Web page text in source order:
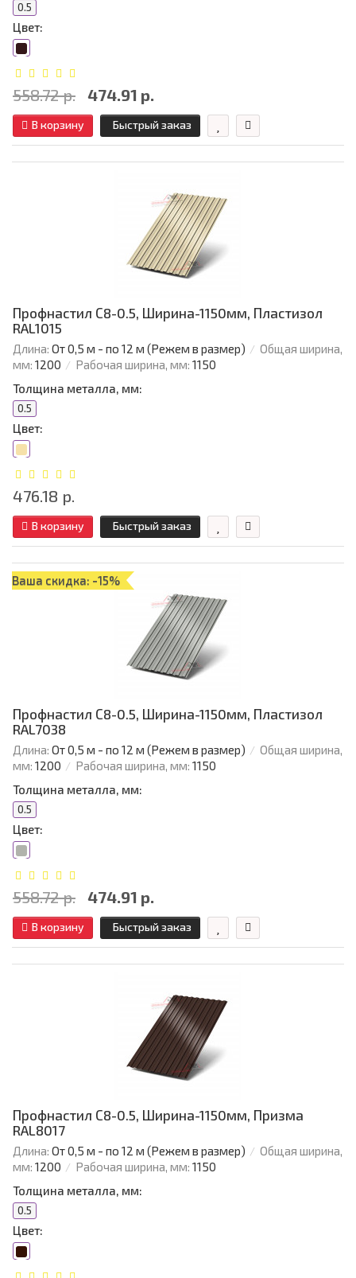
0.5
Цвет:
558.72 р. 474.91 р.
В корзину Быстрый заказ
Профнастил С8-0.5, Ширина-1150мм, Пластизол
RAL1015
Длина: От 0,5 м - по 12 м (Режем в размер)
Общая ширина,
мм: 1200 Рабочая ширина, мм: 1150
Толщина металла, мм:
0.5
Цвет:
476.18 р.
В корзину Быстрый заказ
Ваша скидка: -15%
Профнастил С8-0.5, Ширина-1150мм, Пластизол
RAL7038
Длина: От 0,5 м - по 12 м (Режем в размер)
Общая ширина,
мм: 1200 Рабочая ширина, мм: 1150
Толщина металла, мм:
0.5
Цвет:
558.72 р. 474.91 р.
В корзину Быстрый заказ
Профнастил С8-0.5, Ширина-1150мм, Призма
RAL8017
Длина: От 0,5 м - по 12 м (Режем в размер)
Общая ширина,
мм: 1200 Рабочая ширина, мм: 1150
Толщина металла, мм:
0.5
Цвет: